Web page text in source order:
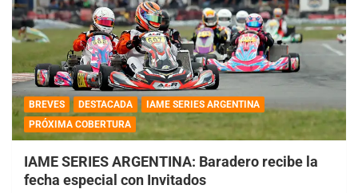
BREVES DESTACADA
IAME SERIES ARGENTINA
PRÓXIMA COBERTURA
IAME SERIES ARGENTINA: Baradero recibe la
fecha especial con Invitados